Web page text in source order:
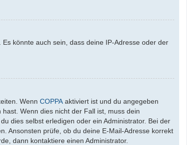
könnte auch sein, dass deine IP-Adresse oder der
Wenn COPPA aktiviert ist und du angegeben
Wenn dies nicht der Fall ist, muss dein
dies selbst erledigen oder ein Administrator. Bei der
Ansonsten prüfe, ob du deine E-Mail-Adresse korrekt
dann kontaktiere einen Administrator.